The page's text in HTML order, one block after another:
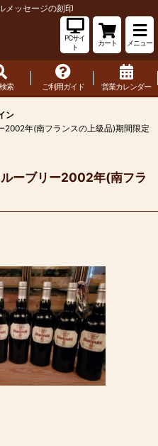
メッセージの刻印
PCサイ
ト
カート メニュー
索 ご利用ガイド 営業カレンダー
ン
2002年(南フランスの上級品)期間限定
ーブリー2002年(南フラ